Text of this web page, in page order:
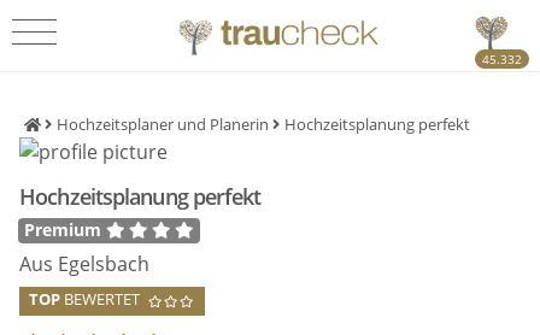
45.332
Hochzeitsplaner und Planerin Hochzeitsplanung perfekt
Hochzeitsplanung perfekt
Premium
Aus Egelsbach
TOP BEWERTET